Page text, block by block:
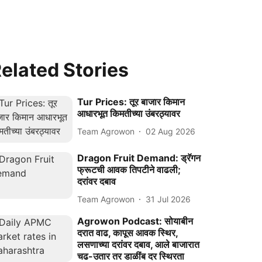
Stories
Tur Prices: तूर बाजार किमान
आधारभूत किमतीच्या उंबरठ्यावर
Team Agrowon 02 Aug 2026
Dragon Fruit Demand: ड्रॅगन
फ्रूटची आवक तिपटीने वाढली;
दरांवर दबाव
Team Agrowon 31 Jul 2026
Agrowon Podcast: सोयाबीन
दरात वाढ, कापूस आवक स्थिर,
लसणाच्या दरांवर दबाव, आले बाजारात
चढ-उतार तर डाळींब दर स्थिरता